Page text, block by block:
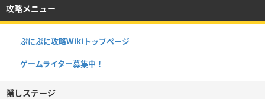
攻略メニュー
ぷにぷに攻略Wikiトップページ
ゲームライター募集中！
隠しステージ